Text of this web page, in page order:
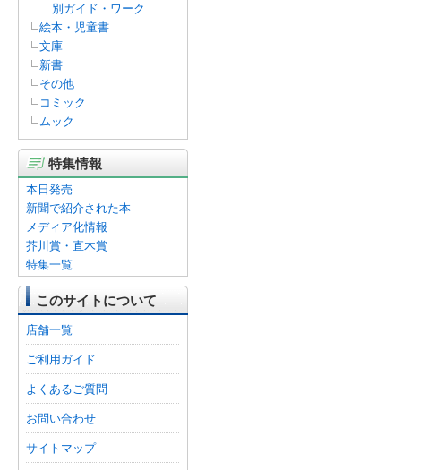
別ガイド・ワーク
絵本・児童書
文庫
新書
その他
コミック
ムック
特集情報
本日発売
新聞で紹介された本
メディア化情報
芥川賞・直木賞
特集一覧
このサイトについて
店舗一覧
ご利用ガイド
よくあるご質問
お問い合わせ
サイトマップ